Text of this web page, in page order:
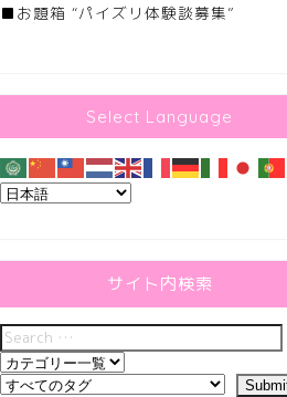
■ お題箱 “パイズリ体験談募集”
Select Language
サイト内検索